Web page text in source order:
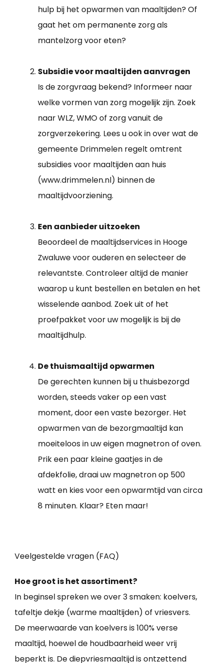
hulp bij het opwarmen van maaltijden? Of
gaat het om permanente zorg als
mantelzorg voor eten?
Subsidie voor maaltijden aanvragen
Is de zorgvraag bekend? Informeer naar
welke vormen van zorg mogelijk zijn. Zoek
naar WLZ, WMO of zorg vanuit de
zorgverzekering. Lees u ook in over wat de
gemeente Drimmelen regelt omtrent
subsidies voor maaltijden aan huis
(www.drimmelen.nl) binnen de
maaltijdvoorziening.
Een aanbieder uitzoeken
Beoordeel de maaltijdservices in Hooge
Zwaluwe voor ouderen en selecteer de
relevantste. Controleer altijd de manier
waarop u kunt bestellen en betalen en het
wisselende aanbod. Zoek uit of het
proefpakket voor uw mogelijk is bij de
maaltijdhulp.
De thuismaaltijd opwarmen
De gerechten kunnen bij u thuisbezorgd
worden, steeds vaker op een vast
moment, door een vaste bezorger. Het
opwarmen van de bezorgmaaltijd kan
moeiteloos in uw eigen magnetron of oven.
Prik een paar kleine gaatjes in de
afdekfolie, draai uw magnetron op 500
watt en kies voor een opwarmtijd van circa
8 minuten. Klaar? Eten maar!
Veelgestelde vragen (FAQ)
Hoe groot is het assortiment?
In beginsel spreken we over 3 smaken: koelvers,
tafeltje dekje (warme maaltijden) of vriesvers.
De meerwaarde van koelvers is 100% verse
maaltijd, hoewel de houdbaarheid weer vrij
beperkt is. De diepvriesmaaltijd is ontzettend